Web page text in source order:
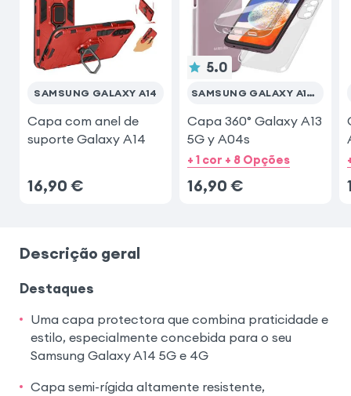
iPhone 17 Pro Max
SAMSUNG GALAXY A14
Capa com anel de
suporte Galaxy A14
16,90 €
5.0
SAMSUNG GALAXY A14 5G & 4G
Capa 360° Galaxy A13
5G y A04s
+ 1 cor + 8 Opções
16,90 €
Descrição geral
Destaques
Uma capa protectora que combina praticidade e
estilo, especialmente concebida para o seu
Samsung Galaxy A14 5G e 4G
Capa semi-rígida altamente resistente,